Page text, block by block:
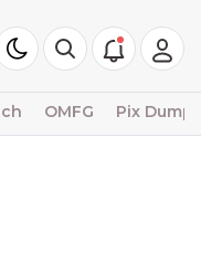
OMFG Pix Dump